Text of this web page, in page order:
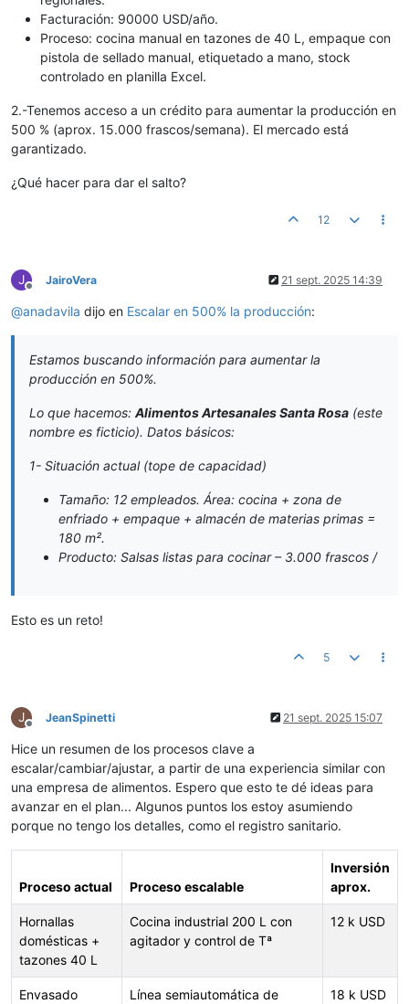
Facturación: 90000 USD/año.
Proceso: cocina manual en tazones de 40 L, empaque con
pistola de sellado manual, etiquetado a mano, stock
controlado en planilla Excel.
2.-Tenemos acceso a un crédito para aumentar la producción en
500 % (aprox. 15.000 frascos/semana). El mercado está
garantizado.
¿Qué hacer para dar el salto?
12
J
Desconectado
JairoVera 21 sept. 2025 14:39
@anadavila dijo en Escalar en 500% la producción:
Estamos buscando información para aumentar la
producción en 500%.
Lo que hacemos: Alimentos Artesanales Santa Rosa (este
nombre es ficticio). Datos básicos:
1- Situación actual (tope de capacidad)
Tamaño: 12 empleados. Área: cocina + zona de
enfriado + empaque + almacén de materias primas =
180 m².
Producto: Salsas listas para cocinar – 3.000 frascos /
Esto es un reto!
5
J
Desconectado
JeanSpinetti 21 sept. 2025 15:07
Hice un resumen de los procesos clave a
escalar/cambiar/ajustar, a partir de una experiencia similar con
una empresa de alimentos. Espero que esto te dé ideas para
avanzar en el plan... Algunos puntos los estoy asumiendo
porque no tengo los detalles, como el registro sanitario.
Proceso actual Proceso escalable
Inversión
aprox.
Hornallas
domésticas +
tazones 40 L
Cocina industrial 200 L con
agitador y control de Tª
12 k USD
Envasado
Línea semiautomática de
18 k USD